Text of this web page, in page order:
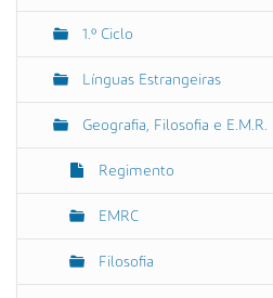
1.º Ciclo
Línguas Estrangeiras
Geografia, Filosofia e E.M.R.
Regimento
EMRC
Filosofia